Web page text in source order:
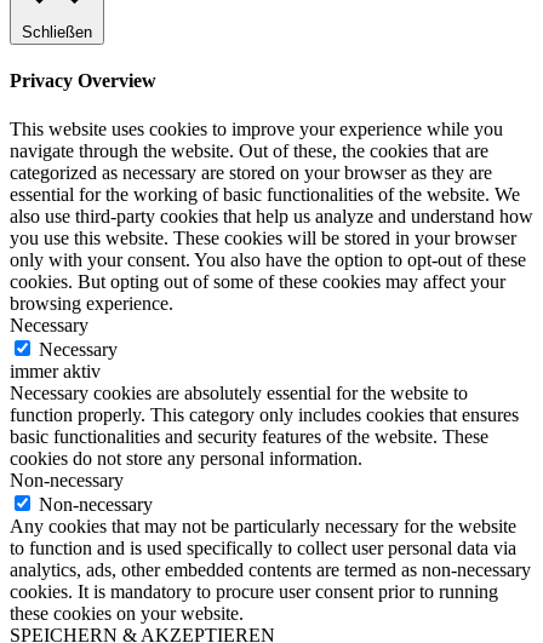
Schließen
Privacy Overview
This website uses cookies to improve your experience while you
navigate through the website. Out of these, the cookies that are
categorized as necessary are stored on your browser as they are
essential for the working of basic functionalities of the website. We
also use third-party cookies that help us analyze and understand how
you use this website. These cookies will be stored in your browser
only with your consent. You also have the option to opt-out of these
cookies. But opting out of some of these cookies may affect your
browsing experience.
Necessary
Necessary
immer aktiv
Necessary cookies are absolutely essential for the website to
function properly. This category only includes cookies that ensures
basic functionalities and security features of the website. These
cookies do not store any personal information.
Non-necessary
Non-necessary
Any cookies that may not be particularly necessary for the website
to function and is used specifically to collect user personal data via
analytics, ads, other embedded contents are termed as non-necessary
cookies. It is mandatory to procure user consent prior to running
these cookies on your website.
SPEICHERN & AKZEPTIEREN